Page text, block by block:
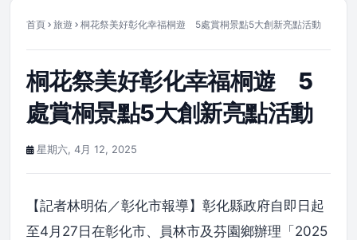
首頁 旅遊 桐花祭美好彰化幸福桐遊 5處賞桐景點5大創新亮點活動
桐花祭美好彰化幸福桐遊 5
處賞桐景點5大創新亮點活動
星期六, 4月 12, 2025
【記者林明佑／彰化市報導】彰化縣政府自即日起
至4月27日在彰化市、員林市及芬園鄉辦理「2025